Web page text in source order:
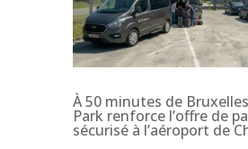
À 50 minutes de
Park renforce l’offre de
sécurisé à l’aéroport de